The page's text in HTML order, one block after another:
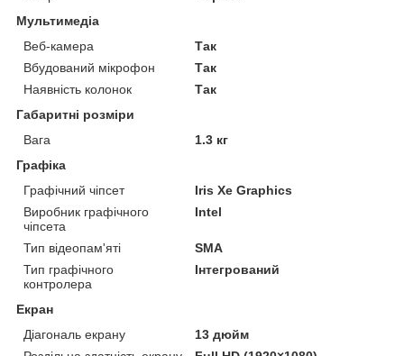
Мультимедіа
Веб-камера
Так
Вбудований мікрофон
Так
Наявність колонок
Так
Габаритні розміри
Вага
1.3 кг
Графіка
Графічний чіпсет
Iris Xe Graphics
Виробник графічного
чіпсета
Intel
Тип відеопам'яті
SMA
Тип графічного
контролера
Інтегрований
Екран
Діагональ екрану
13 дюйм